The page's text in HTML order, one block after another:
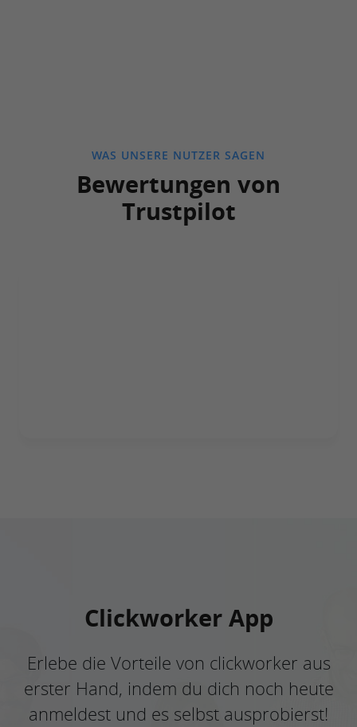
WAS UNSERE NUTZER SAGEN
Bewertungen von
Trustpilot
Clickworker App
Erlebe die Vorteile von clickworker aus
erster Hand, indem du dich noch heute
anmeldest und es selbst ausprobierst!